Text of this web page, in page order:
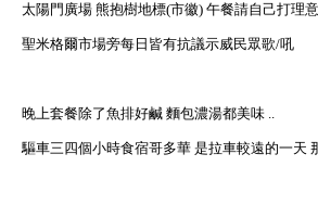
太陽門廣場 熊抱樹地標(市徽) 午餐請自己打理
聖米格爾市場旁每日皆有抗議示威民眾歌/吼
晚上套餐除了魚排好鹹 麵包濃湯都美味 ..
驅車三四個小時食宿哥多華 是拉車較遠的一天